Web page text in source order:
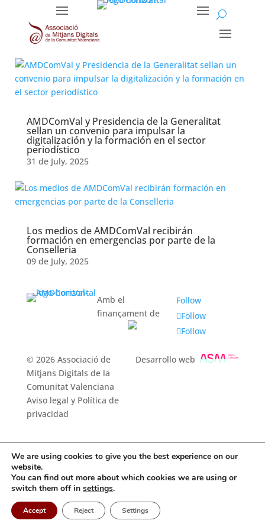
AMDComVal y Presidencia de la Generalitat
sellan un convenio para impulsar la
digitalización y la formación en el sector
periodístico
31 de July, 2025
Los medios de AMDComVal recibirán
formación en emergencias por parte de la
Conselleria
09 de July, 2025
Amb el
finançament de
Follow
Follow
Follow
© 2026 Associació de
Mitjans Digitals de la
Comunitat Valenciana
Aviso legal y Política de
privacidad
Desarrollo web
We are using cookies to give you the best experience on our
website.
You can find out more about which cookies we are using or
switch them off in settings.
Accept Reject Settings